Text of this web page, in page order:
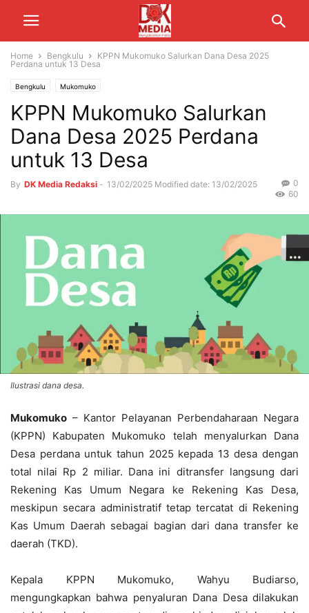
Home Bengkulu
KPPN Mukomuko Salurkan Dana Desa 2025
Perdana untuk 13 Desa
Bengkulu Mukomuko
KPPN Mukomuko Salurkan
Dana Desa 2025 Perdana
untuk 13 Desa
By DK Media Redaksi - 13/02/2025 Modified date: 13/02/2025
0
60
Ilustrasi dana desa.
Mukomuko – Kantor Pelayanan Perbendaharaan Negara
(KPPN) Kabupaten Mukomuko telah menyalurkan Dana
Desa perdana untuk tahun 2025 kepada 13 desa dengan
total nilai Rp 2 miliar. Dana ini ditransfer langsung dari
Rekening Kas Umum Negara ke Rekening Kas Desa,
meskipun secara administratif tetap tercatat di Rekening
Kas Umum Daerah sebagai bagian dari dana transfer ke
daerah (TKD).
Kepala KPPN Mukomuko, Wahyu Budiarso,
mengungkapkan bahwa penyaluran Dana Desa dilakukan